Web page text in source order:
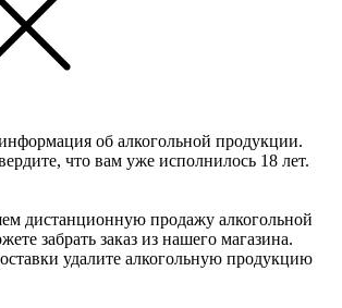
об алкогольной продукции.
что вам уже исполнилось 18 лет.
дистанционную продажу алкогольной
забрать заказ из нашего магазина.
удалите алкогольную продукцию